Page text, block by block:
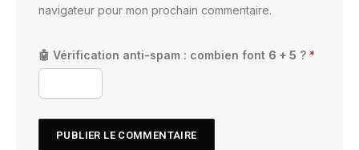
navigateur pour mon prochain commentaire.
🤖 Vérification anti-spam : combien font 6 + 5 ? *